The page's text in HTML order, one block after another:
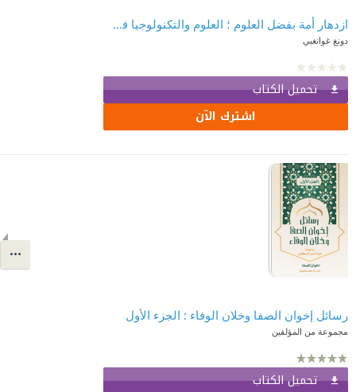
ازدهار أمة بفضل العلوم ؛ العلوم والتكنولوجيا في الصين
دونغ غوانغبي
تحميل الكتاب
اشترك الآن
رسائل إخوان الصفا وخلان الوفاء : الجزء الأول
مجموعة من المؤلفين
تحميل الكتاب